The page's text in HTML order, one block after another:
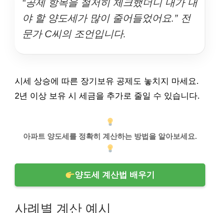
“공제 항목을 철저히 체크했더니 내가 내
야 할 양도세가 많이 줄어들었어요.” 전
문가 C씨의 조언입니다.
시세 상승에 따른 장기보유 공제도 놓치지 마세요.
2년 이상 보유 시 세금을 추가로 줄일 수 있습니다.
아파트 양도세를 정확히 계산하는 방법을 알아보세요.
양도세 계산법 배우기
사례별 계산 예시